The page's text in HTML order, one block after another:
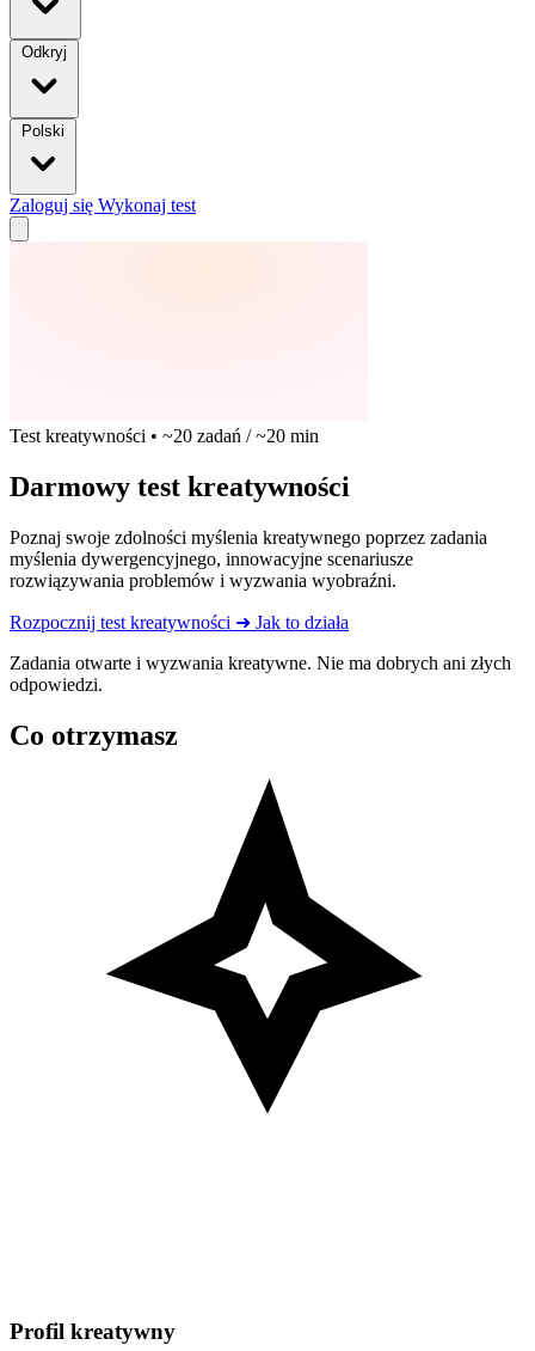
Odkryj
Polski
Zaloguj się Wykonaj test
Test kreatywności • ~20 zadań / ~20 min
Darmowy test kreatywności
Poznaj swoje zdolności myślenia kreatywnego poprzez zadania
myślenia dywergencyjnego, innowacyjne scenariusze
rozwiązywania problemów i wyzwania wyobraźni.
Rozpocznij test kreatywności ➜ Jak to działa
Zadania otwarte i wyzwania kreatywne. Nie ma dobrych ani złych
odpowiedzi.
Co otrzymasz
Profil kreatywny